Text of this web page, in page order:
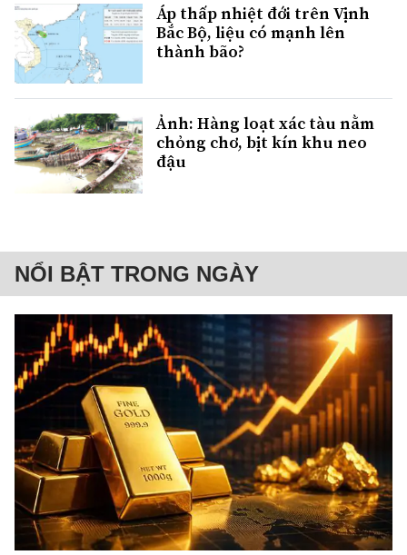
Áp thấp nhiệt đới trên Vịnh
Bắc Bộ, liệu có mạnh lên
thành bão?
Ảnh: Hàng loạt xác tàu nằm
chỏng chơ, bịt kín khu neo
đậu
NỔI BẬT TRONG NGÀY